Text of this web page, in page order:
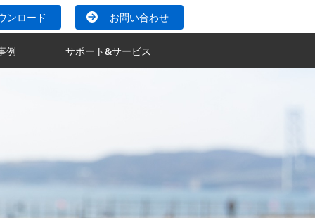
ンロード お問い合わせ
例 サポート&サービス